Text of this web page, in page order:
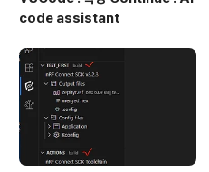
code assistant